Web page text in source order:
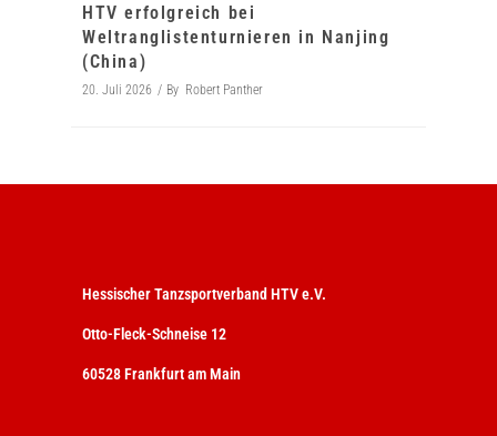
HTV erfolgreich bei
Weltranglistenturnieren in Nanjing
(China)
20. Juli 2026 By Robert Panther
Hessischer Tanzsportverband HTV e.V.
Otto-Fleck-Schneise 12
60528 Frankfurt am Main